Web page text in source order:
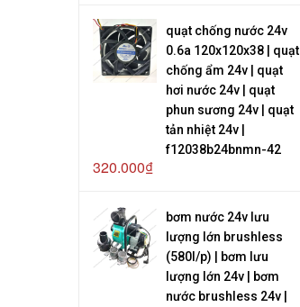
quạt chống nước 24v
0.6a 120x120x38 | quạt
chống ẩm 24v | quạt
hơi nước 24v | quạt
phun sương 24v | quạt
tản nhiệt 24v |
f12038b24bnmn-42
320.000₫
bơm nước 24v lưu
lượng lớn brushless
(580l/p) | bơm lưu
lượng lớn 24v | bơm
nước brushless 24v |